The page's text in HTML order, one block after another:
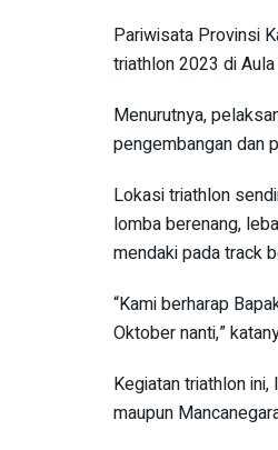
Pariwisata Provinsi
triathlon 2023 di
Menurutnya,
pengembangan dan
Lokasi triathlon
lomba berenang,
mendaki pada track
“Kami berharap
Oktober nanti,”
Kegiatan triathlon
maupun